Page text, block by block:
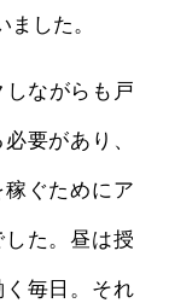
した。
ながらも戸
要があり、
ぐためにア
た。昼は授
毎日。それ